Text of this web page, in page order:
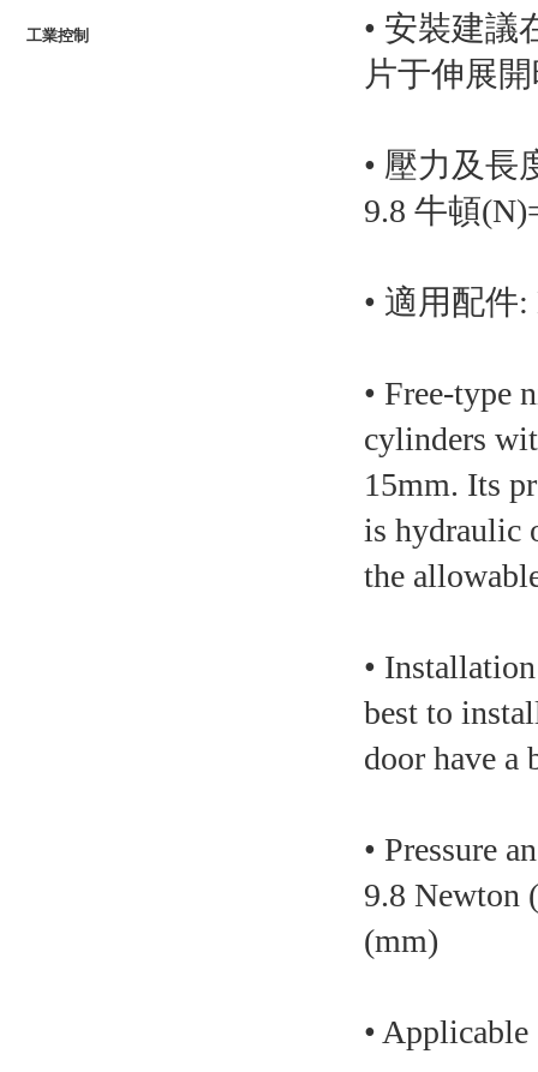
工業控制
• 安裝建議
片于伸展
• 壓力及長
9.8 牛頓
• 適用配件:
• Free-type
cylinders
15mm. Its
is hydraulic
the
•
best to
door have
• Pressure
9.8 Newton
(mm)
•